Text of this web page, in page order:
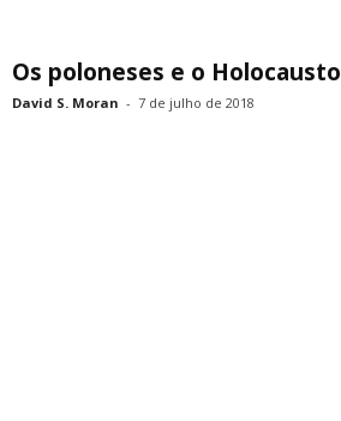
Os poloneses e o Holocausto
David S. Moran - 7 de julho de 2018